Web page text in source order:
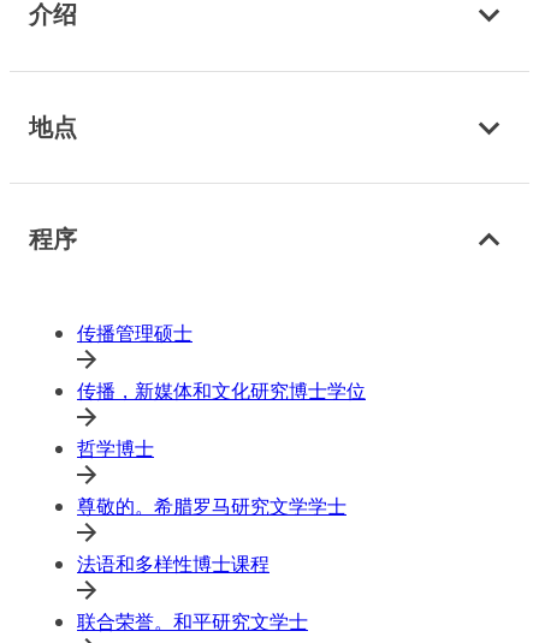
介绍
地点
程序
传播管理硕士
传播，新媒体和文化研究博士学位
哲学博士
尊敬的。希腊罗马研究文学学士
法语和多样性博士课程
联合荣誉。和平研究文学士